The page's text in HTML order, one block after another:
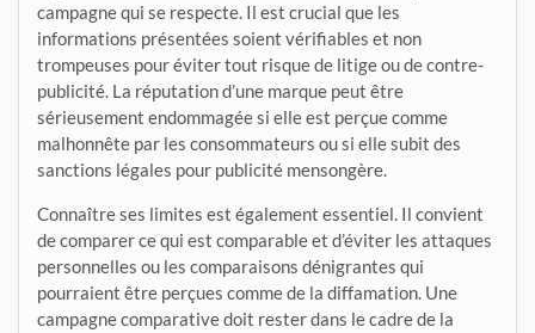
campagne qui se respecte. Il est crucial que les
informations présentées soient vérifiables et non
trompeuses pour éviter tout risque de litige ou de contre-
publicité. La réputation d’une marque peut être
sérieusement endommagée si elle est perçue comme
malhonnête par les consommateurs ou si elle subit des
sanctions légales pour publicité mensongère.
Connaître ses limites est également essentiel. Il convient
de comparer ce qui est comparable et d’éviter les attaques
personnelles ou les comparaisons dénigrantes qui
pourraient être perçues comme de la diffamation. Une
campagne comparative doit rester dans le cadre de la